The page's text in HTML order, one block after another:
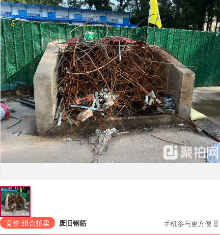
竞价-组合拍卖 废旧钢筋 手机参与更方便